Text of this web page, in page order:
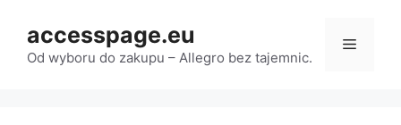
treści
accesspage.eu
Od wyboru do zakupu – Allegro bez tajemnic.
Menu